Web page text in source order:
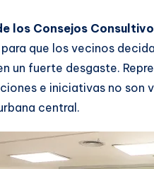
los Consejos
que los vecinos
un fuerte desgaste.
e iniciativas no son
central.